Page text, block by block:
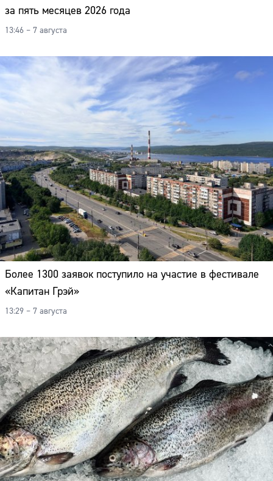
за пять месяцев 2026 года
13:46 – 7 августа
Более 1300 заявок поступило на участие в фестивале
«Капитан Грэй»
13:29 – 7 августа